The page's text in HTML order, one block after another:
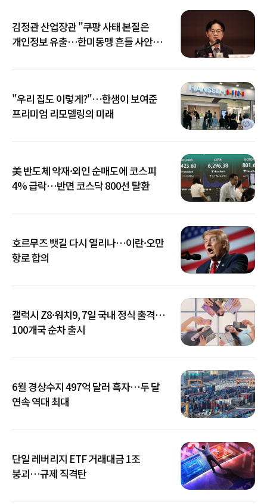
김정관 산업장관 "쿠팡 사태 본질은
개인정보 유출…한미동맹 흔들 사안
"우리 집도 이렇게?"…한샘이 보여준
프리미엄 리모델링의 미래
美 반도체 악재·외인 순매도에 코스피
4% 급락…반면 코스닥 800선 탈환
호르무즈 뱃길 다시 열리나…이란·오만
항로 합의
갤럭시 Z8·워치9, 7일 국내 정식 출격…
100개국 순차 출시
6월 경상수지 497억 달러 흑자…두 달
연속 역대 최대
단일 레버리지 ETF 거래대금 1조
붕괴…규제 직격탄